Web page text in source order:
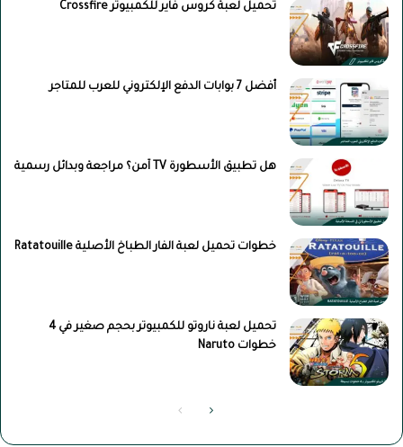
تحميل لعبة كروس فاير للكمبيوتر Crossfire
أفضل 7 بوابات الدفع الإلكتروني للعرب للمتاجر
هل تطبيق الأسطورة TV آمن؟ مراجعة وبدائل رسمية
خطوات تحميل لعبة الفار الطباخ الأصلية Ratatouille
تحميل لعبة ناروتو للكمبيوتر بحجم صغير في 4
خطوات Naruto
الصفحةالصفحة